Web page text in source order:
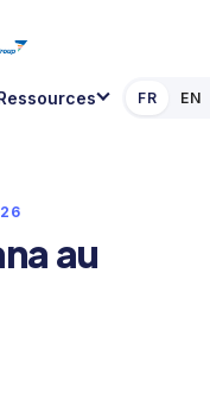
FR EN
au